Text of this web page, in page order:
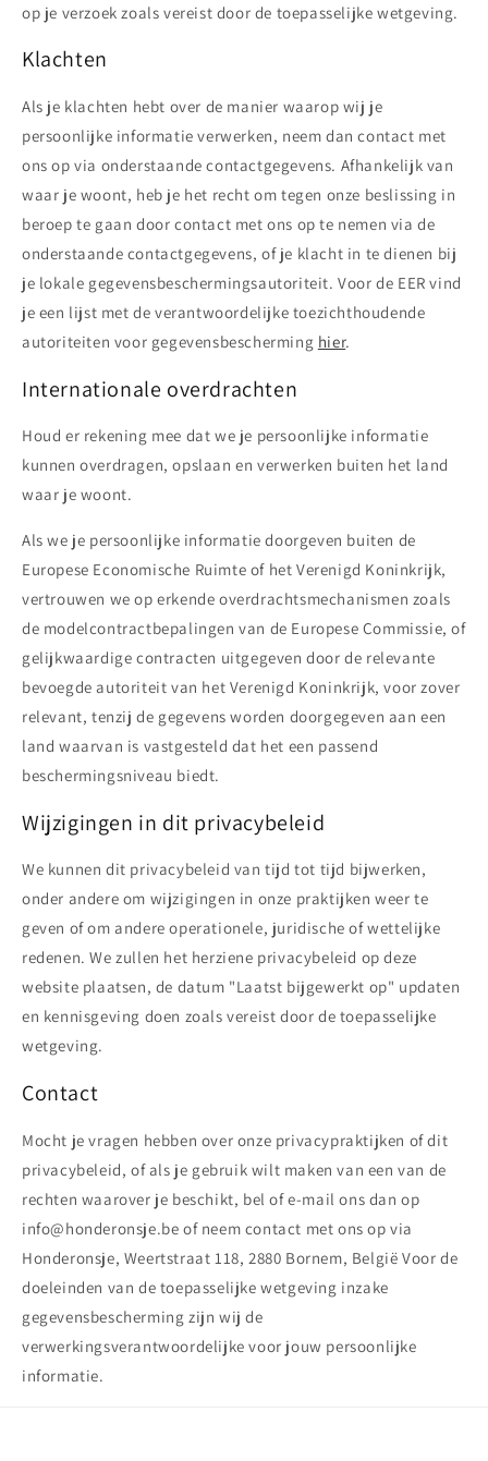
op je verzoek zoals vereist door de toepasselijke wetgeving.
Klachten
Als je klachten hebt over de manier waarop wij je
persoonlijke informatie verwerken, neem dan contact met
ons op via onderstaande contactgegevens. Afhankelijk van
waar je woont, heb je het recht om tegen onze beslissing in
beroep te gaan door contact met ons op te nemen via de
onderstaande contactgegevens, of je klacht in te dienen bij
je lokale gegevensbeschermingsautoriteit. Voor de EER vind
je een lijst met de verantwoordelijke toezichthoudende
autoriteiten voor gegevensbescherming hier.
Internationale overdrachten
Houd er rekening mee dat we je persoonlijke informatie
kunnen overdragen, opslaan en verwerken buiten het land
waar je woont.
Als we je persoonlijke informatie doorgeven buiten de
Europese Economische Ruimte of het Verenigd Koninkrijk,
vertrouwen we op erkende overdrachtsmechanismen zoals
de modelcontractbepalingen van de Europese Commissie, of
gelijkwaardige contracten uitgegeven door de relevante
bevoegde autoriteit van het Verenigd Koninkrijk, voor zover
relevant, tenzij de gegevens worden doorgegeven aan een
land waarvan is vastgesteld dat het een passend
beschermingsniveau biedt.
Wijzigingen in dit privacybeleid
We kunnen dit privacybeleid van tijd tot tijd bijwerken,
onder andere om wijzigingen in onze praktijken weer te
geven of om andere operationele, juridische of wettelijke
redenen. We zullen het herziene privacybeleid op deze
website plaatsen, de datum "Laatst bijgewerkt op" updaten
en kennisgeving doen zoals vereist door de toepasselijke
wetgeving.
Contact
Mocht je vragen hebben over onze privacypraktijken of dit
privacybeleid, of als je gebruik wilt maken van een van de
rechten waarover je beschikt, bel of e-mail ons dan op
info@honderonsje.be of neem contact met ons op via
Honderonsje, Weertstraat 118, 2880 Bornem, België Voor de
doeleinden van de toepasselijke wetgeving inzake
gegevensbescherming zijn wij de
verwerkingsverantwoordelijke voor jouw persoonlijke
informatie.